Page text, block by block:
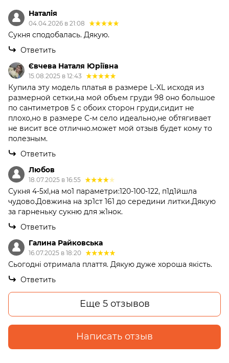
Наталія
04.04.2026 в 21:08
Сукня сподобалась. Дякую.
Ответить
Євчева Наталя Юріївна
15.08.2025 в 12:43
Купила эту модель платья в размере L-XL исходя из
размерной сетки,на мой объем груди 98 оно большое
по сантиметров 5 с обоих сторон груди,сидит не
плохо,но в размере С-м село идеально,не обтягивает
не висит все отлично.может мой отзыв будет кому то
полезным.
Ответить
Любов
18.07.2025 в 16:55
Сукня 4-5xl,на мо1 параметри:120-100-122, п1д1йшла
чудово.Довжина на зр1ст 161 до середини литки.Дякую
за гарненьку сукню для ж1нок.
Ответить
Галина Райковська
16.07.2025 в 18:20
Сьогодні отримала плаття. Дякую дуже хороша якість.
Ответить
Еще 5 отзывов
Написать отзыв